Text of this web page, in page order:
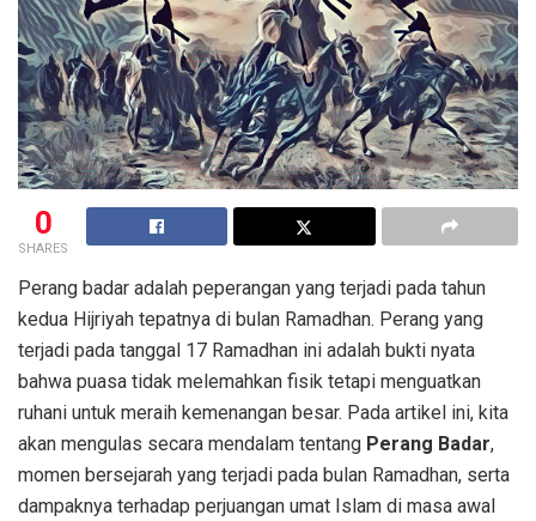
0
SHARES
Perang badar adalah peperangan yang terjadi pada tahun
kedua Hijriyah tepatnya di bulan Ramadhan. Perang yang
terjadi pada tanggal 17 Ramadhan ini adalah bukti nyata
bahwa puasa tidak melemahkan fisik tetapi menguatkan
ruhani untuk meraih kemenangan besar. Pada artikel ini, kita
akan mengulas secara mendalam tentang Perang Badar,
momen bersejarah yang terjadi pada bulan Ramadhan, serta
dampaknya terhadap perjuangan umat Islam di masa awal